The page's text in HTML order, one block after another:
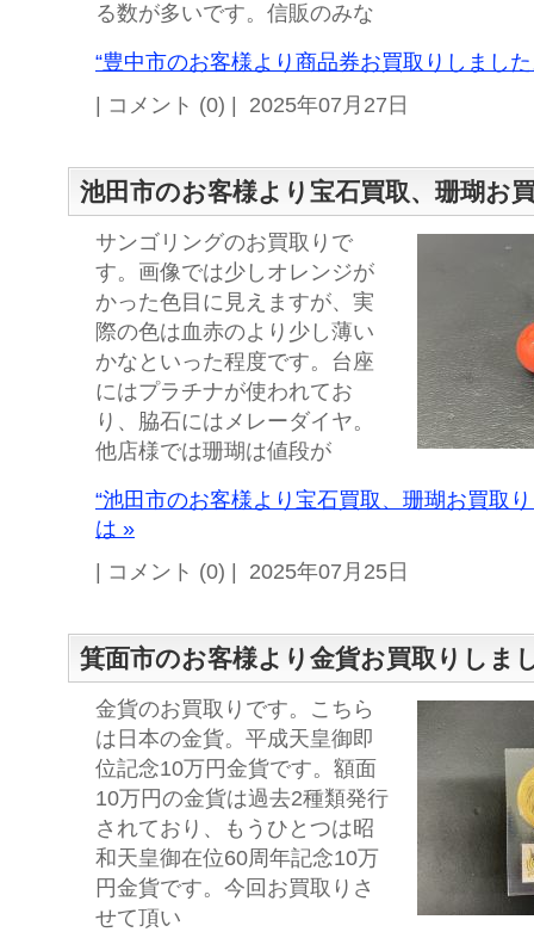
る数が多いです。信販のみな
“豊中市のお客様より商品券お買取りしまし
| コメント (0) | 2025年07月27日
池田市のお客様より宝石買取、珊瑚お
サンゴリングのお買取りで
す。画像では少しオレンジが
かった色目に見えますが、実
際の色は血赤のより少し薄い
かなといった程度です。台座
にはプラチナが使われてお
り、脇石にはメレーダイヤ。
他店様では珊瑚は値段が
“池田市のお客様より宝石買取、珊瑚お買取
は »
| コメント (0) | 2025年07月25日
箕面市のお客様より金貨お買取りしま
金貨のお買取りです。こちら
は日本の金貨。平成天皇御即
位記念10万円金貨です。額面
10万円の金貨は過去2種類発行
されており、もうひとつは昭
和天皇御在位60周年記念10万
円金貨です。今回お買取りさ
せて頂い